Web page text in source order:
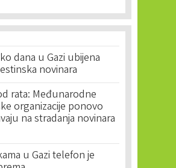
dana u Gazi ubijena
novinara
rata: Međunarodne
organizacije ponovo
na stradanja novinara
u Gazi telefon je